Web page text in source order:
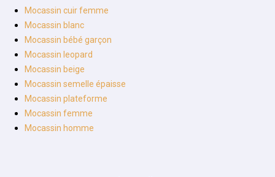
Mocassin cuir femme
Mocassin blanc
Mocassin bébé garçon
Mocassin leopard
Mocassin beige
Mocassin semelle épaisse
Mocassin plateforme
Mocassin femme
Mocassin homme